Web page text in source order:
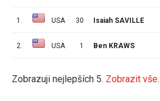
1. USA 30 Isaiah SAVILLE
2. USA 1 Ben KRAWS
Zobrazuji nejlepších 5. Zobrazit vše.